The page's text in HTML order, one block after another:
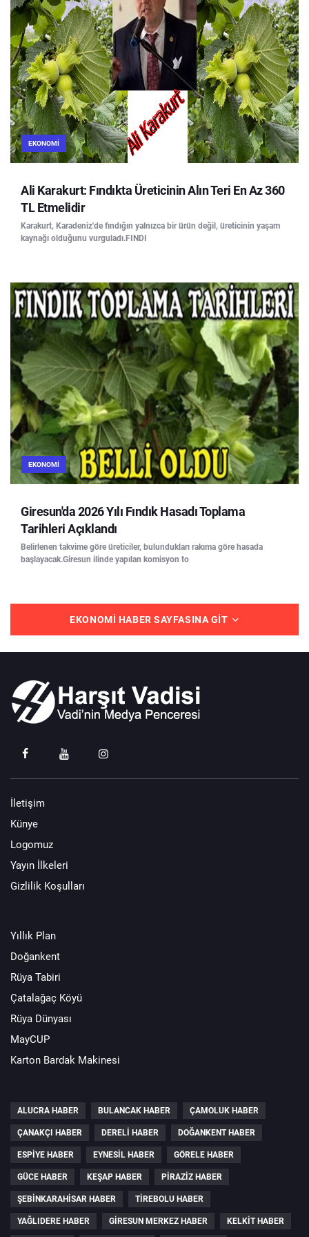
EKONOMI
Ali Karakurt: Fındıkta Üreticinin Alın Teri En Az 360
TL Etmelidir
Karakurt, Karadeniz'de fındığın yalnızca bir ürün değil, üreticinin yaşam
kaynağı olduğunu vurguladı.FINDI
EKONOMI
Giresun'da 2026 Yılı Fındık Hasadı Toplama
Tarihleri Açıklandı
Belirlenen takvime göre üreticiler, bulundukları rakıma göre hasada
başlayacak.Giresun ilinde yapılan komisyon to
EKONOMI HABER SAYFASINA GIT
İletişim
Künye
Logomuz
Yayın İlkeleri
Gizlilik Koşulları
Yıllık Plan
Doğankent
Rüya Tabiri
Çatalağaç Köyü
Rüya Dünyası
MayCUP
Karton Bardak Makinesi
ALUCRA HABER BULANCAK HABER ÇAMOLUK HABER
ÇANAKÇI HABER DERELI HABER DOĞANKENT HABER
ESPIYE HABER EYNESIL HABER GÖRELE HABER
GÜCE HABER KEŞAP HABER PIRAZIZ HABER
ŞEBINKARAHISAR HABER TIREBOLU HABER
YAĞLIDERE HABER GIRESUN MERKEZ HABER KELKIT HABER